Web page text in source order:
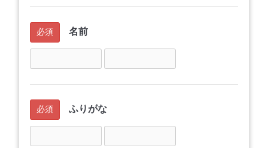
必須 名前
必須 ふりがな